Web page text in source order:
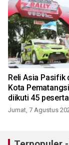
Reli Asia Pasifik
Kota
diikuti 45 peserta
Jumat, 7 Agustus